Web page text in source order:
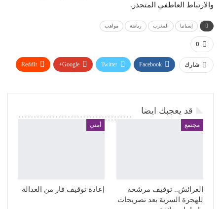
والارتباط العاطفي المتجذر.
إسبانبا المغرب رياضة مواهب
0
شارك Facebook
Twitter
Google+
ReddIt
قد يعجبك ايضا
مجتمع
العرائش.. توقيف مرشحة
للهجرة السرية بعد تصريحات
أمني
إعادة توقيف فار من العدالة